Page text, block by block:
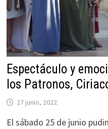
Espectáculo y
los Patronos,
27 junio, 2022
El sábado 25 de junio